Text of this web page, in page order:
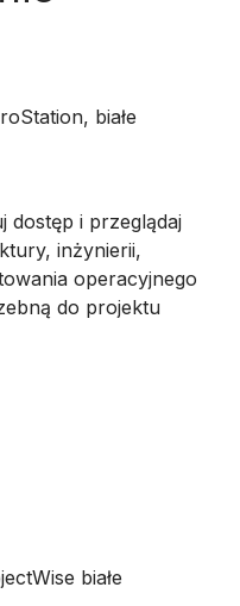
dostęp i przeglądaj
inżynierii,
operacyjnego
do projektu